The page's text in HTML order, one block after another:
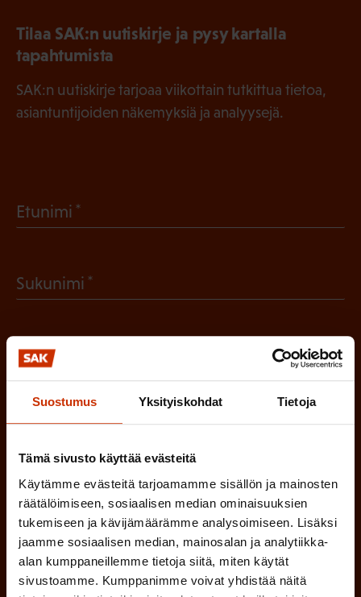
Suostumus Yksityiskohdat Tietoja
Tämä sivusto käyttää evästeitä
Käytämme evästeitä tarjoamamme sisällön ja mainosten
räätälöimiseen, sosiaalisen median ominaisuuksien
tukemiseen ja kävijämäärämme analysoimiseen. Lisäksi
jaamme sosiaalisen median, mainosalan ja analytiikka-
alan kumppaneillemme tietoja siitä, miten käytät
sivustoamme. Kumppanimme voivat yhdistää näitä
Tilaa SAK:n uutiskirje ja pysy kartalla
tapahtumista
SAK:n uutiskirje tarjoaa viikottain tutkittua tietoa,
asiantuntijoiden näkemyksiä ja analyysejä.
Etunimi
l
i
n
n
)
Sukunimi
a
o
i
n
e
n
)
Sähköpostiosoite
P
a
o
l
l
i
n
e
LUOTTAMUSMIES
TYÖSUOJELUVALTUUTETTU
TÖISSÄ AMMATTILIITOSSA